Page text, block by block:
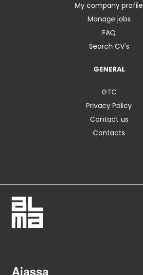
My company profile
Manage jobs
FAQ
Search CV's
GENERAL
GTC
Privacy Policy
Contact us
Contacts